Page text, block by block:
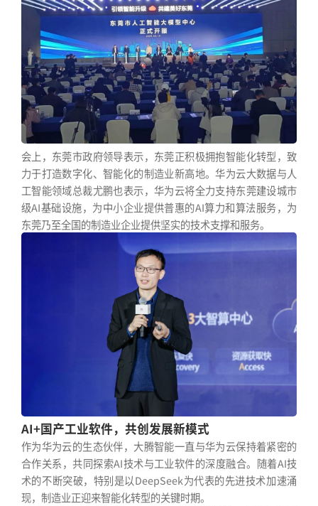
会上，东莞市政府领导表示，东莞正积极拥抱智能化转型，致
力于打造数字化、智能化的制造业新高地。华为云大数据与人
工智能领域总裁尤鹏也表示，华为云将全力支持东莞建设城市
级AI基础设施，为中小企业提供普惠的AI算力和算法服务，为
东莞乃至全国的制造业企业提供坚实的技术支撑和服务。
AI+国产工业软件，共创发展新模式
作为华为云的生态伙伴，大腾智能一直与华为云保持着紧密的
合作关系，共同探索AI技术与工业软件的深度融合。随着AI技
术的不断突破，特别是以DeepSeek为代表的先进技术加速涌
现，制造业正迎来智能化转型的关键时期。